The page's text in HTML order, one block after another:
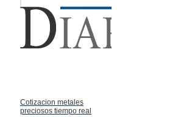
Cotizacion metales
preciosos tiempo real